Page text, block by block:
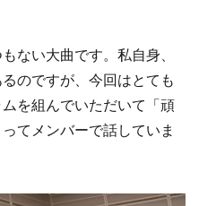
ない大曲です。私自身、
のですが、今回はとても
を組んでいただいて「頑
てメンバーで話していま